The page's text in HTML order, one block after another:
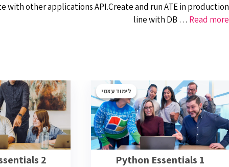
other applications API.Create and run ATE in production
line with DB … Read more
לימוד עצמי
Python Essentials 1
2